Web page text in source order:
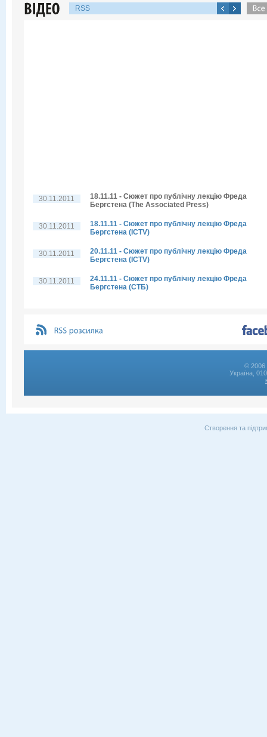
RSS
30.11.2011
18.11.11 - Сюжет про публічну лекцію Фреда
Бергстена (The Associated Press)
30.11.2011
18.11.11 - Сюжет про публічну лекцію Фреда
Бергстена (ICTV)
30.11.2011
20.11.11 - Сюжет про публічну лекцію Фреда
Бергстена (ICTV)
30.11.2011
24.11.11 - Сюжет про публічну лекцію Фреда
Бергстена (СТБ)
© 2006
Україна,
Створення та